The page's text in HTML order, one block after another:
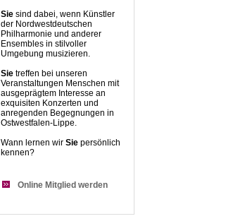
Sie sind dabei, wenn Künstler
der Nordwestdeutschen
Philharmonie und anderer
Ensembles in stilvoller
Umgebung musizieren.
Sie treffen bei unseren
Veranstaltungen Menschen mit
ausgeprägtem Interesse an
exquisiten Konzerten und
anregenden Begegnungen in
Ostwestfalen-Lippe.
Wann lernen wir Sie persönlich
kennen?
Online Mitglied werden